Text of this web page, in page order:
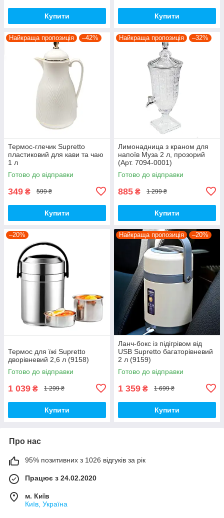
Купити Купити
Найкраща пропозиція –42%
Термос-глечик Supretto
пластиковий для кави та чаю
1 л
Готово до відправки
349 ₴ 599 ₴
Купити
Найкраща пропозиція –32%
Лимонадница з краном для
напоїв Муза 2 л, прозорий
(Арт. 7094-0001)
Готово до відправки
885 ₴ 1 299 ₴
Купити
–20%
Термос для їжі Supretto
дворівневий 2,6 л (9158)
Готово до відправки
1 039 ₴ 1 299 ₴
Купити
Найкраща пропозиція –20%
Ланч-бокс із підігрівом від
USB Supretto багаторівневий
2 л (9159)
Готово до відправки
1 359 ₴ 1 699 ₴
Купити
Про нас
95% позитивних з 1026 відгуків за рік
Працює з 24.02.2020
м. Київ
Київ, Україна